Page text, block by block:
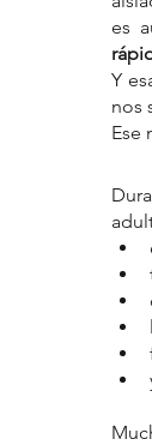
es
Y
nos
Ese